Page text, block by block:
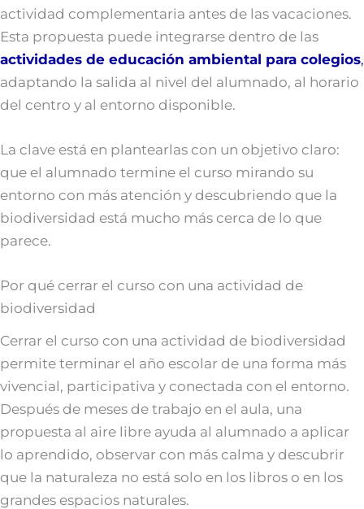
actividad complementaria antes de las vacaciones.
Esta propuesta puede integrarse dentro de las
actividades de educación ambiental para colegios,
adaptando la salida al nivel del alumnado, al horario
del centro y al entorno disponible.
La clave está en plantearlas con un objetivo claro:
que el alumnado termine el curso mirando su
entorno con más atención y descubriendo que la
biodiversidad está mucho más cerca de lo que
parece.
Por qué cerrar el curso con una actividad de
biodiversidad
Cerrar el curso con una actividad de biodiversidad
permite terminar el año escolar de una forma más
vivencial, participativa y conectada con el entorno.
Después de meses de trabajo en el aula, una
propuesta al aire libre ayuda al alumnado a aplicar
lo aprendido, observar con más calma y descubrir
que la naturaleza no está solo en los libros o en los
grandes espacios naturales.